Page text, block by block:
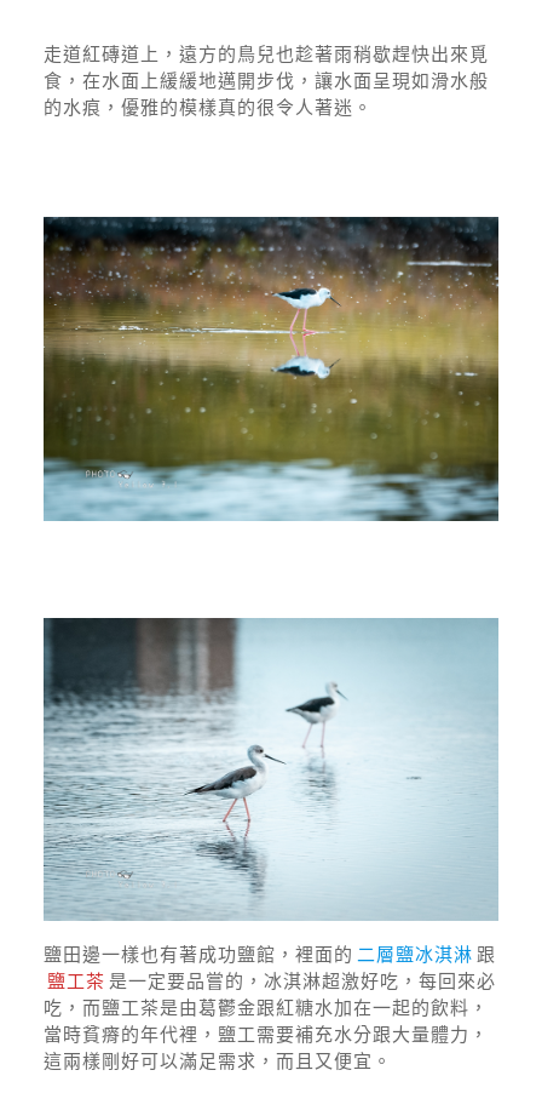
走道紅磚道上，遠方的鳥兒也趁著雨稍歇趕快出來覓
食，在水面上緩緩地邁開步伐，讓水面呈現如滑水般
的水痕，優雅的模樣真的很令人著迷。
鹽田邊一樣也有著成功鹽館，裡面的 二層鹽冰淇淋 跟
鹽工茶 是一定要品嘗的，冰淇淋超激好吃，每回來必
吃，而鹽工茶是由葛鬱金跟紅糖水加在一起的飲料，
當時貧瘠的年代裡，鹽工需要補充水分跟大量體力，
這兩樣剛好可以滿足需求，而且又便宜。